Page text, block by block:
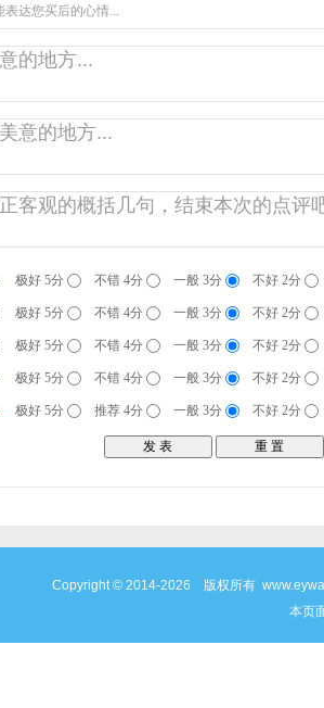
极好 5分 不错 4分 一般 3分 不好 2分
极好 5分 不错 4分 一般 3分 不好 2分
极好 5分 不错 4分 一般 3分 不好 2分
极好 5分 不错 4分 一般 3分 不好 2分
极好 5分 推荐 4分 一般 3分 不好 2分
Copyright © 2014-2026 版权所有
本页